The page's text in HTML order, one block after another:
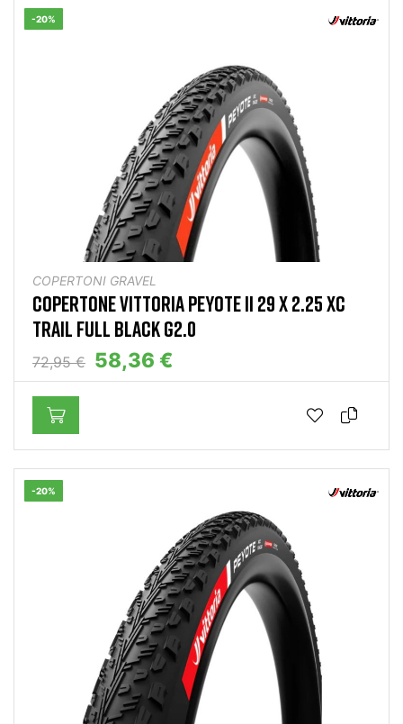
-20%
COPERTONI GRAVEL
COPERTONE VITTORIA PEYOTE II 29 X 2.25 XC
TRAIL FULL BLACK G2.0
72,95 € 58,36 €
-20%